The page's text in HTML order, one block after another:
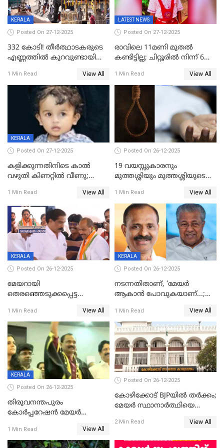
KERALA
Posted On 27-12-2025
332 കോടി! തീർത്ഥാടകരുടെ
എണ്ണത്തിൽ കുറവുണ്ടായിട്ടും
കുതിച്ചുയരുന്നു
1 Min Read View All
LATEST NEWS
Posted On 27-12-2025
രാവിലെ 11മണി മുതൽ
കണ്ടിട്ടില്ല; ചിറ്റൂരിൽ നിന്ന് 6
1 Min Read View All
KERALA
Posted On 27-12-2025
കളിക്കുന്നതിനിടെ കാൽ
വഴുതി കിണറ്റിൽ വീണു;
ദാരുണാന്ത്യം
1 Min Read View All
Posted On 26-12-2025
19 വയസ്സുകാരനും
മുത്തശ്ശിയും മുത്തശ്ശിയുടെ
മരിച്ചനിലയിൽ
1 Min Read View All
KERALA
Posted On 26-12-2025
മേയറായി
തെരഞ്ഞെടുക്കപ്പെട്ട
ആദ്യ വോട്ട് അസാധു; കണ്ണൂർ
ഡെപ്യൂട്ടി മേയർ സ്ഥാനത്ത്
താഹിറിന് വിജയം
1 Min Read View All
KERALA
Posted On 26-12-2025
നടന്നതിതാണ്, ‘മേയർ
ആകാൻ പോവുകയാണ്...;
മുഖ്യമന്ത്രിയുടെ ഓഫീസ്
തന്നെ വിശദീകരിയ്ക്കുന്നു;
സത്യമിതാണ്
1 Min Read View All
KERALA
Posted On 26-12-2025
തിരുവനന്തപുരം
കോര്‍പ്പറേഷന്‍ മേയര്‍
ഹൈക്കോടതിയിലേക്ക്;
സത്യപ്രതിജ്ഞ ചടങ്ങില്‍
1 Min Read View All
Posted On 26-12-2025
കോഴിക്കോട് BJPയിൽ തർക്കം;
മേയർ സ്ഥാനാർത്ഥിയെ
2 Min Read View All